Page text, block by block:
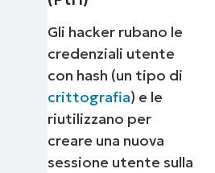
Gli hacker rubano le
credenziali utente
con hash (un tipo di
crittografia) e le
riutilizzano per
creare una nuova
sessione utente sulla